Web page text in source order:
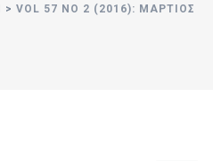
> VOL 57 NO 2 (2016): ΜΆΡΤΙΟΣ